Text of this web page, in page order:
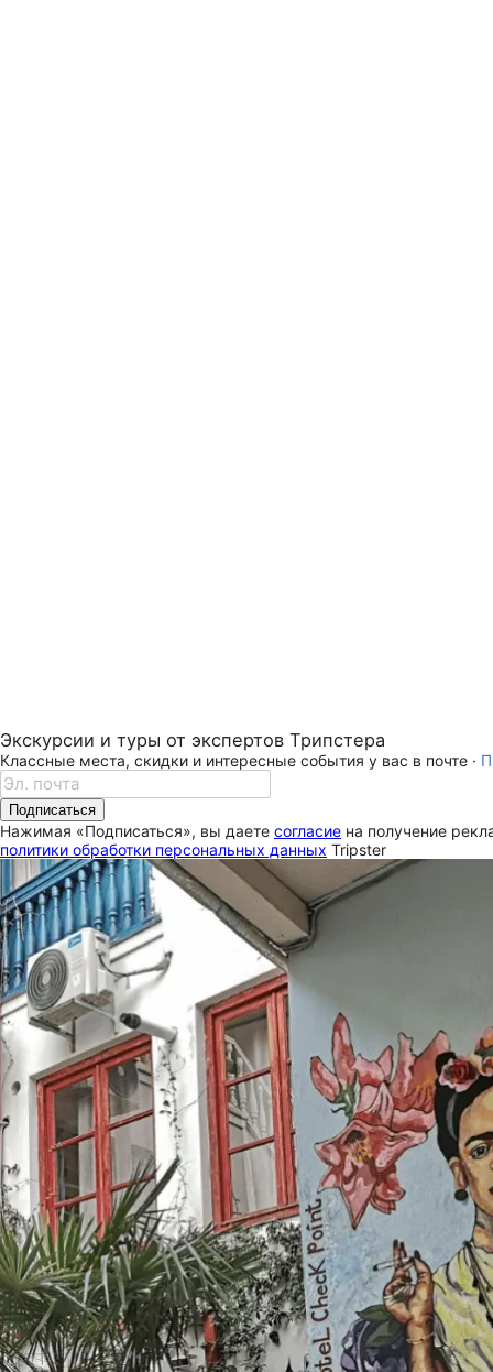
Экскурсии и туры от экспертов Трипстера
Классные места, скидки и интересные события у вас в почте ·
Подписаться
Нажимая «Подписаться», вы даете согласие на получение
политики обработки персональных данных Tripster